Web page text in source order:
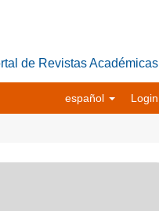
de Revistas Académicas
español Login